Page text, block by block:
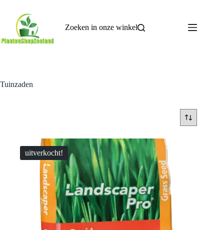
inhoud
Zoeken in onze winkel
Tuinzaden
uitverkocht!